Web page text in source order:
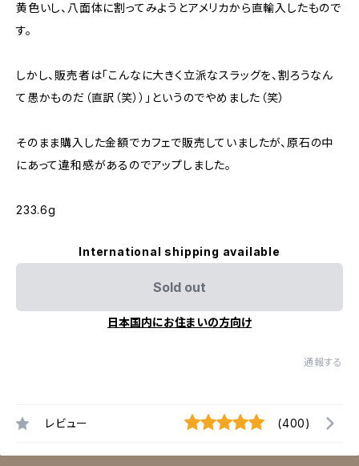
黄色いし、八面体に割ってみようとアメリカから直輸入したもので
す。
しかし、販売者は「こんなに大きく立派なスラッグを、割ろうなん
て愚かものだ（直訳（笑））」というのでやめました（笑）
そのまま購入した金額でカフェで販売していましたが、原石の中
にあって違和感があるのでアップしました。
233.6g
International shipping available
Sold out
日本国内にお住まいの方向け
通報する
レビュー (400)